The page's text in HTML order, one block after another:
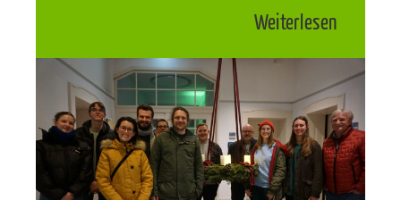
Vorbereitung und Begleitung der
Freiwilligen, intensive Zusammenarbeit
Partnerorganisationen und
Einsatzstellen sind nur einige Punkte,
die beim Zertifizierungsverfahren
überprüft werden. Jedes Jahr […]
Weiterlesen